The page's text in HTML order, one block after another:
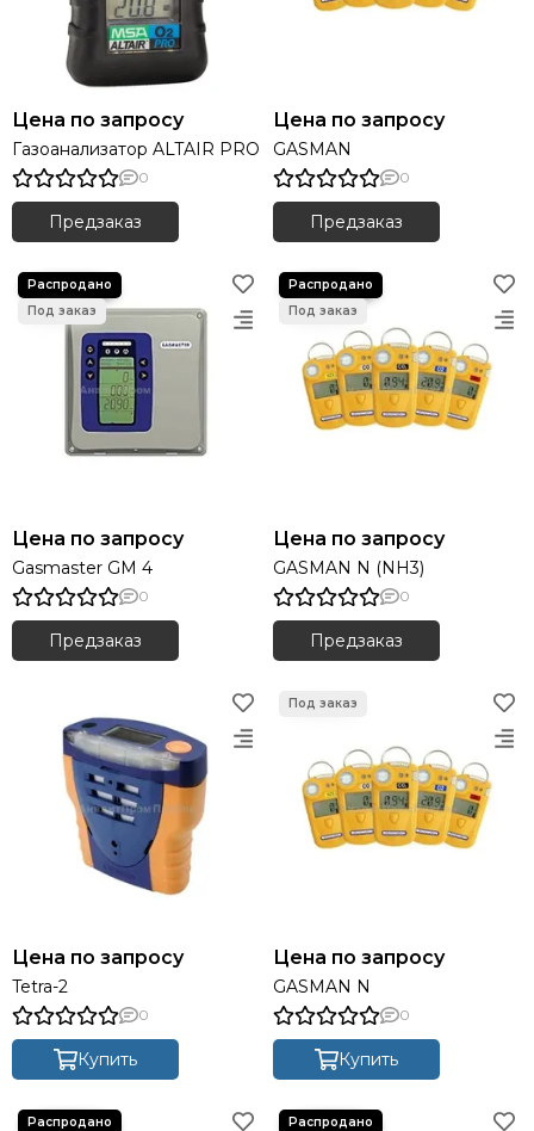
Цена по запросу
Газоанализатор ALTAIR PRO
0
Предзаказ
Цена по запросу
GASMAN
0
Предзаказ
Цена по запросу
Gasmaster GM 4
0
Предзаказ
Цена по запросу
GASMAN N (NH3)
0
Предзаказ
Цена по запросу
Tetra-2
0
Купить
Цена по запросу
GASMAN N
0
Купить